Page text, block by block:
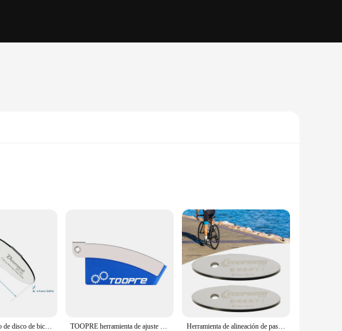
from high-grade stainless steel, this separator ensures longevity and
for easy handling, reducing the strain on your hands during use. Whether
your disc brakes in top-notch condition.
make it easy to carry, ensuring you have it on hand whenever you need it.
bike's performance. With its user-friendly operation, it allows for quick and
shops, wholesalers, and vendors looking to stock up on essential cycling tools.
Pastillas de freno de disco de bicicleta, bicicleta de montaña de ajuste para herramienta de alineación, herramientas de alineación de Rotor, accesorios de ajustador de freno TOOPRE herramienta de ajuste de disco de freno de bicicleta, espaciador de ajuste de disco de bicicleta de montaña, accesorios de partición plegables Herramienta de alineación de pastillas de freno de disco rápida y fácil, adecuada para bicicletas MTB, Kit de reparación de bicicletas eficiente de construcción de acero inoxidable